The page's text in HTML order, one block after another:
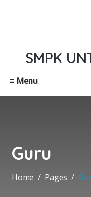
SMPK
≡ Menu
Guru
Home Pages